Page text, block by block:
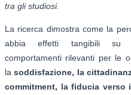
tra gli studiosi.
La ricerca dimostra come la
abbia effetti tangibili su
comportamenti rilevanti per le
lasoddisfazione, la
commitment, la fiducia verso